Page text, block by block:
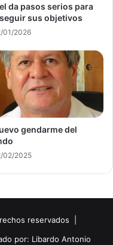
da pasos serios para
sus objetivos
01/2026
gendarme del
02/2025
reservados |
por: Libardo Antonio